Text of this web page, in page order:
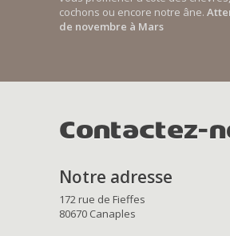
cochons ou encore notre âne.
de novembre à Mars
Contactez-
Notre adresse
172 rue de Fieffes
80670 Canaples